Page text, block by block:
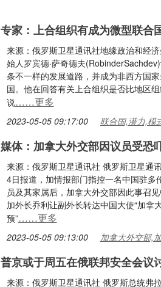
专家：上合组织有成为微型联合
来源：俄罗斯卫星通讯社地缘政治和经
始人罗宾德·萨奇德夫
条不一样的发展道路，并成为非西方国
国。他在回答有关上合组织是否比地区
说……更多
2023-05-05 09:17:00 联合国,潜力,模
媒体：加拿大外交部因议员受恐
来源：俄罗斯卫星通讯社 俄罗斯卫星通
4日报道，加情报部门指控一名中国驻多
员及其家属后，加拿大外交部因此事召
加外长乔利让副外长转达中国大使“加拿
预”……更多
2023-05-05 09:13:00 加拿大外交部,
普京或于周五在俄联邦安全会议
来源：俄罗斯卫星通讯社 俄罗斯总统弗